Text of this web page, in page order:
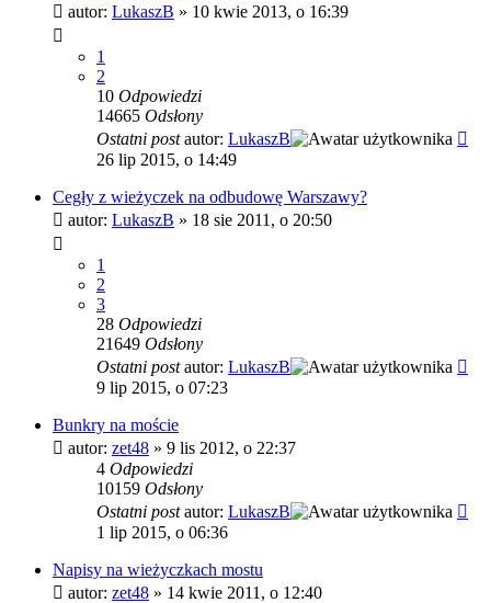
autor: LukaszB » 10 kwie 2013, o 16:39
1
2
10 Odpowiedzi
14665 Odsłony
Ostatni postautor: LukaszB
26 lip 2015, o 14:49
Cegły z wieżyczek na odbudowę Warszawy?
autor: LukaszB » 18 sie 2011, o 20:50
1
2
3
28 Odpowiedzi
21649 Odsłony
Ostatni postautor: LukaszB
9 lip 2015, o 07:23
Bunkry na moście
autor: zet48 » 9 lis 2012, o 22:37
4 Odpowiedzi
10159 Odsłony
Ostatni postautor: LukaszB
1 lip 2015, o 06:36
Napisy na wieżyczkach mostu
autor: zet48 » 14 kwie 2011, o 12:40